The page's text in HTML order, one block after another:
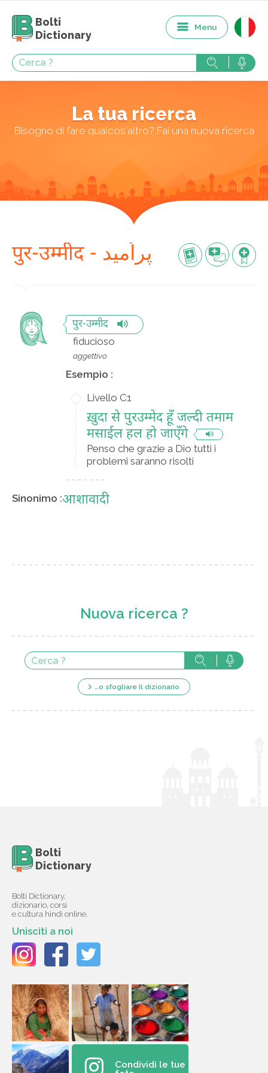
Bolti
Dictionary
Menu
La tua ricerca
Bisogno di fare qualcos'altro? Fai una nuova ricerca
पुर-उम्मीद - پراُمید
पुर-उम्मीद
fiducioso
aggettivo
Esempio :
Livello C1
ख़ुदा से पुरउम्मेद हूँ जल्दी तमाम
मसाईल हल हो जाएँगे
Penso che grazie a Dio tutti i
problemi saranno risolti
Sinonimo :आशावादी
Nuova ricerca ?
…o sfogliare il dizionario
Bolti
Dictionary
Bolti Dictionary,
dizionario, corsi
e cultura hindi online.
Unisciti a noi
Condividi le tue